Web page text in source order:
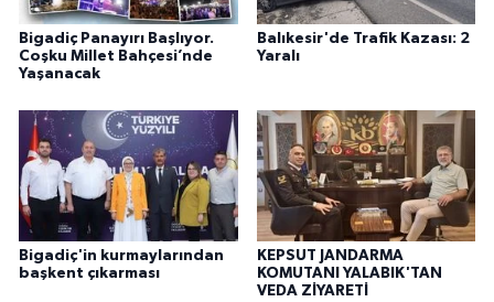
Bigadiç Panayırı Başlıyor.
Coşku Millet Bahçesi’nde
Yaşanacak
Balıkesir'de Trafik Kazası: 2
Yaralı
Bigadiç'in kurmaylarından
başkent çıkarması
KEPSUT JANDARMA
KOMUTANI YALABIK'TAN
VEDA ZİYARETİ